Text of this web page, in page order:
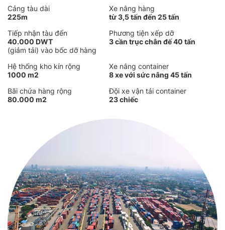
Cảng tàu dài
225m
Xe nâng hàng
từ 3,5 tấn đến 25 tấn
Tiếp nhận tàu đến
40.000 DWT
(giảm tải) vào bốc dỡ hàng
Phương tiện xếp dỡ
3 cần trục chân đế 40 tấn
Hệ thống kho kín rộng
1000 m2
Xe nâng container
8 xe với sức nâng 45 tấn
Bãi chứa hàng rộng
80.000 m2
Đội xe vận tải container
23 chiếc